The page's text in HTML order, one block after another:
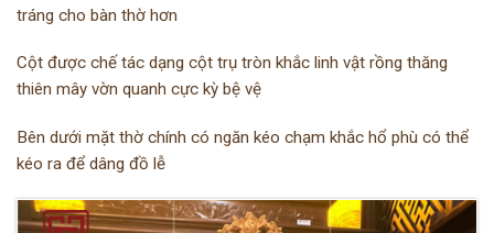
tráng cho bàn thờ hơn
Cột được chế tác dạng cột trụ tròn khắc linh vật rồng thăng
thiên mây vờn quanh cực kỳ bệ vệ
Bên dưới mặt thờ chính có ngăn kéo chạm khắc hổ phù có thể
kéo ra để dâng đồ lễ